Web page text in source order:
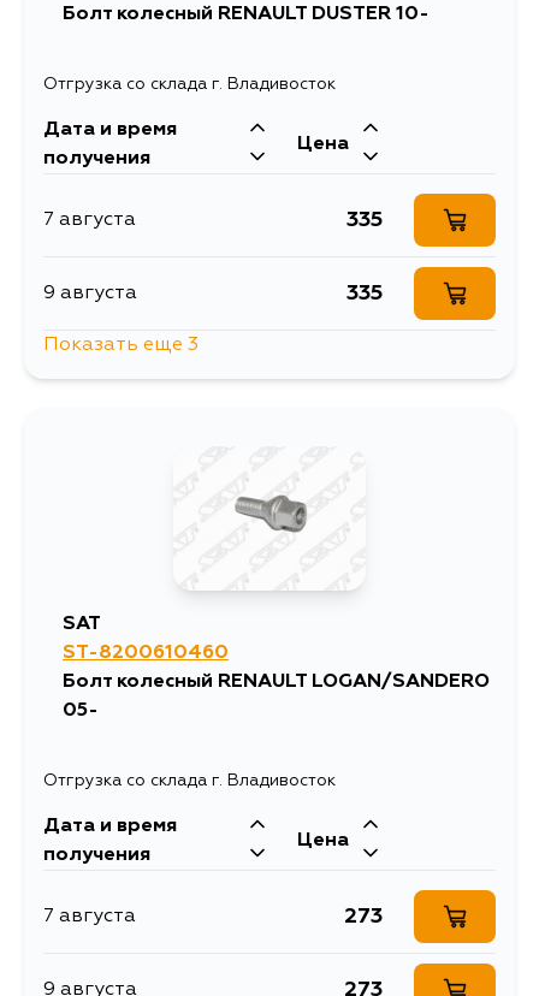
Болт колесный RENAULT DUSTER 10-
Отгрузка со склада г. Владивосток
Дата и время
получения
Цена
7 августа 335
9 августа 335
335
Показать еще 3
SAT
ST-8200610460
Болт колесный RENAULT LOGAN/SANDERO
05-
Отгрузка со склада г. Владивосток
Дата и время
получения
Цена
7 августа 273
9 августа 273